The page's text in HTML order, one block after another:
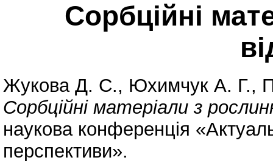
Сорбційні
Жукова Д. С., Юхимчук А. Г.,
Сорбційні матеріали з
наукова конференція
перспективи».